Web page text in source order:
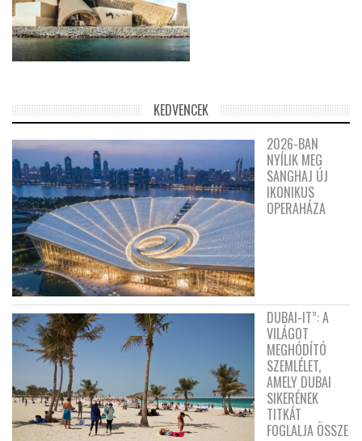
KEDVENCEK
2026-BAN
NYÍLIK MEG
SANGHAJ ÚJ
IKONIKUS
OPERAHÁZA
DUBAI-IT”: A
VILÁGOT
MEGHÓDÍTÓ
SZEMLÉLET,
AMELY DUBAI
SIKERÉNEK
TITKÁT
FOGLALJA ÖSSZE